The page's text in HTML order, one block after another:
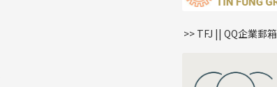
>> TFJ || QQ企業郵箱